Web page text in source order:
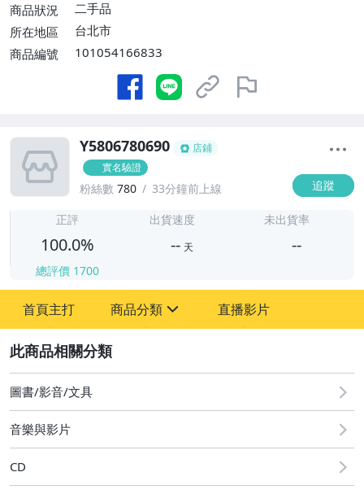
商品狀況
二手品
所在地區
台北市
商品編號
101054166833
Y5806780690
店鋪
實名驗證
粉絲數 780 33分鐘前上線 追蹤
正評
100.0%
總評價 1700
出貨速度
-- 天
未出貨率
--
首頁主打 商品分類
其它
直播影片
圖書/影音/文具
音樂與影片
CD